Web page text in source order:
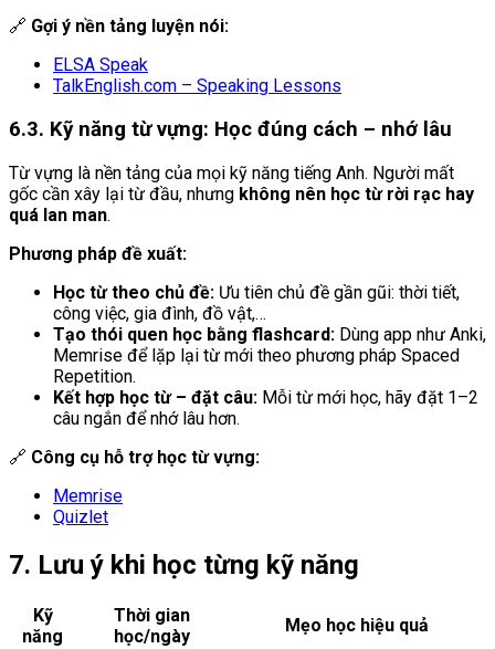
🔗 Gợi ý nền tảng luyện nói:
ELSA Speak
TalkEnglish.com – Speaking Lessons
6.3. Kỹ năng từ vựng: Học đúng cách – nhớ lâu
Từ vựng là nền tảng của mọi kỹ năng tiếng Anh. Người mất
gốc cần xây lại từ đầu, nhưng không nên học từ rời rạc hay
quá lan man.
Phương pháp đề xuất:
Học từ theo chủ đề: Ưu tiên chủ đề gần gũi: thời tiết,
công việc, gia đình, đồ vật,…
Tạo thói quen học bằng flashcard: Dùng app như Anki,
Memrise để lặp lại từ mới theo phương pháp Spaced
Repetition.
Kết hợp học từ – đặt câu: Mỗi từ mới học, hãy đặt 1–2
câu ngắn để nhớ lâu hơn.
🔗 Công cụ hỗ trợ học từ vựng:
Memrise
Quizlet
7. Lưu ý khi học từng kỹ năng
Kỹ
năng
Thời gian
học/ngày
Mẹo học hiệu quả